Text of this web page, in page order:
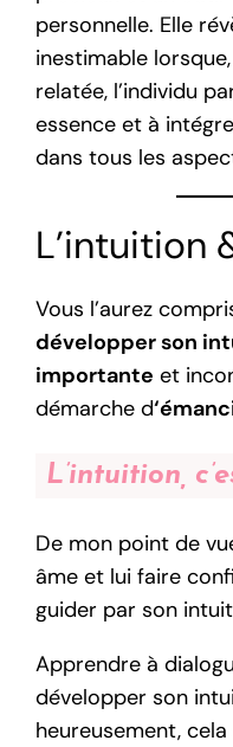
personnelle. Elle
inestimable
relatée, l’individu
essence et à
dans tous les
L’intuition
Vous l’aurez
développer son
importante et
démarche d
L’intuition,
De mon point de
âme et lui faire
guider par son
Apprendre à
développer son
heureusement, cela